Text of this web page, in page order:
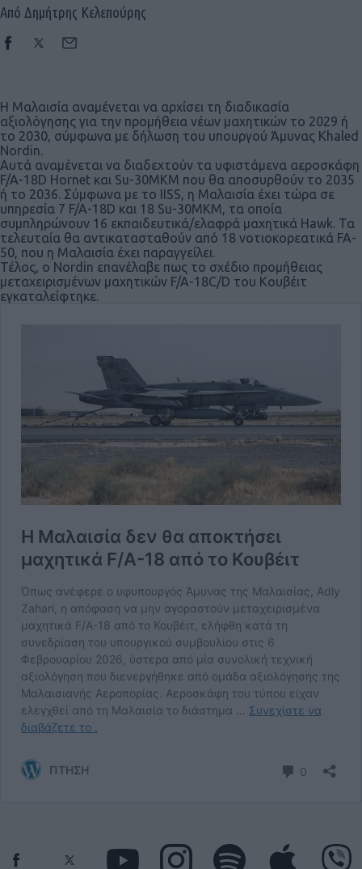
Από Δημήτρης Κελεπούρης
Η Μαλαισία αναμένεται να αρχίσει τη διαδικασία
αξιολόγησης για την προμήθεια νέων μαχητικών το 2029 ή
το 2030, σύμφωνα με δήλωση του υπουργού Άμυνας Khaled
Nordin.
Αυτά αναμένεται να διαδεχτούν τα υφιστάμενα αεροσκάφη
F/A-18D Hornet και Su-30MKM που θα αποσυρθούν το 2035
ή το 2036. Σύμφωνα με το IISS, η Μαλαισία έχει τώρα σε
υπηρεσία 7 F/A-18D και 18 Su-30MKM, τα οποία
συμπληρώνουν 16 εκπαιδευτικά/ελαφρά μαχητικά Hawk. Τα
τελευταία θα αντικατασταθούν από 18 νοτιοκορεατικά FA-
50, που η Μαλαισία έχει παραγγείλει.
Τέλος, ο Nordin επανέλαβε πως το σχέδιο προμήθειας
μεταχειρισμένων μαχητικών F/A-18C/D του Κουβέιτ
εγκαταλείφτηκε.